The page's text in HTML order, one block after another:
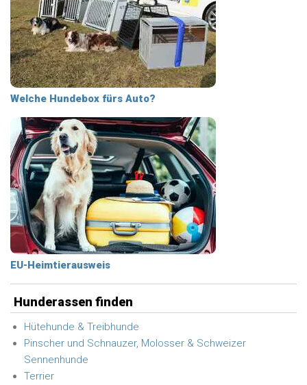
Welche Hundebox fürs Auto?
EU-Heimtierausweis
Hunderassen finden
Hütehunde & Treibhunde
Pinscher und Schnauzer, Molosser & Schweizer
Sennenhunde
Terrier